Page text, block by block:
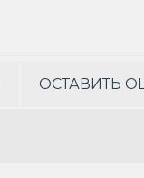
ОСТАВИТЬ